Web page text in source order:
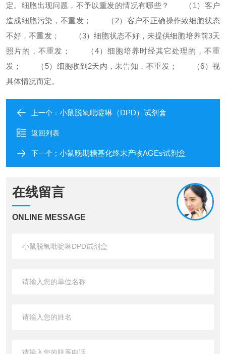
定。 细胞出现问题，不予以重发的情况有哪些？
（1）客户
造成细胞污染，不重发；
（2）客户不正确操作致细胞状态
不好，不重发；
（3）细胞状态不好，未提供细胞培养前3天
照片的，不重发；
（4）细胞培养时经其它处理的，不重
发；
（5）细胞收到2天内，未告知，不重发；
（6）视
具体情况而定。
上一个： 小鼠脱氧吡啶啉（DPD）试剂盒
返回列表
下一个： 小鼠晚期糖基化终末产物AGEs试剂盒
在线留言
ONLINE MESSAGE